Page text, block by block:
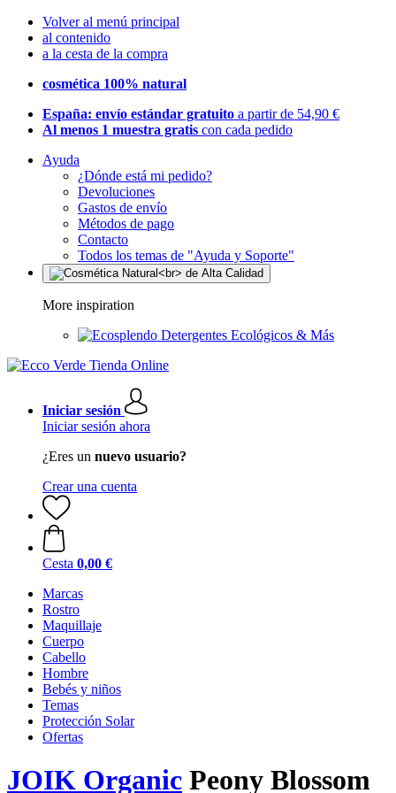
Volver al menú principal
al contenido
a la cesta de la compra
cosmética 100% natural
España: envío estándar gratuito a partir de 54,90 €
Al menos 1 muestra gratis con cada pedido
Ayuda
¿Dónde está mi pedido?
Devoluciones
Gastos de envío
Métodos de pago
Contacto
Todos los temas de "Ayuda y Soporte"
More inspiration
Detergentes Ecológicos & Más
Iniciar sesión
Iniciar sesión ahora
¿Eres un nuevo usuario?
Crear una cuenta
Cesta 0,00 €
Marcas
Rostro
Maquillaje
Cuerpo
Cabello
Hombre
Bebés y niños
Temas
Protección Solar
Ofertas
JOIK Organic Peony Blossom